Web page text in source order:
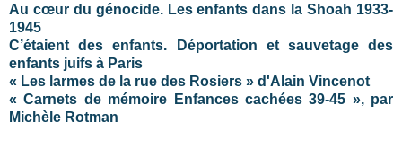
Au cœur du génocide. Les enfants dans la Shoah 1933-
1945
C’étaient des enfants. Déportation et sauvetage des
enfants juifs à Paris
« Les larmes de la rue des Rosiers » d'Alain Vincenot
« Carnets de mémoire Enfances cachées 39-45 », par
Michèle Rotman